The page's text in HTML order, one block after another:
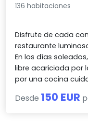
136 habitaciones
Disfrute de cada
restaurante
En los días
libre acariciada por
por una cocina
Desde 150 EUR